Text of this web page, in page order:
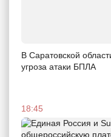
В Саратовской
угроза атаки БПЛА
18:45